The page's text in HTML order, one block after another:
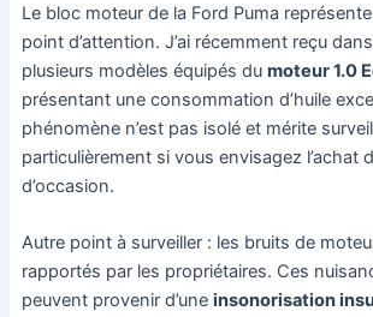
Le bloc moteur de la Ford Puma
point d’attention. J’ai récemment reçu
plusieurs modèles équipés du moteur 1.0
présentant une consommation d’huile
phénomène n’est pas isolé et mérite
particulièrement si vous envisagez l’achat
d’occasion.
Autre point à surveiller : les bruits de
rapportés par les propriétaires. Ces
peuvent provenir d’une insonorisation